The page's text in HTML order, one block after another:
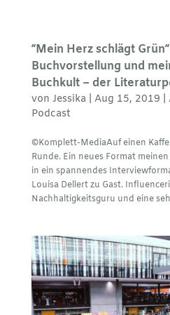
“Mein Herz schlägt
Buchvorstellung und
Buchkult – der
von Jessika Aug 15, 2019
Podcast
©Komplett-MediaAuf einen
Runde. Ein neues Format
in ein spannendes
Louisa Dellert zu Gast.
Nachhaltigkeitsguru und eine